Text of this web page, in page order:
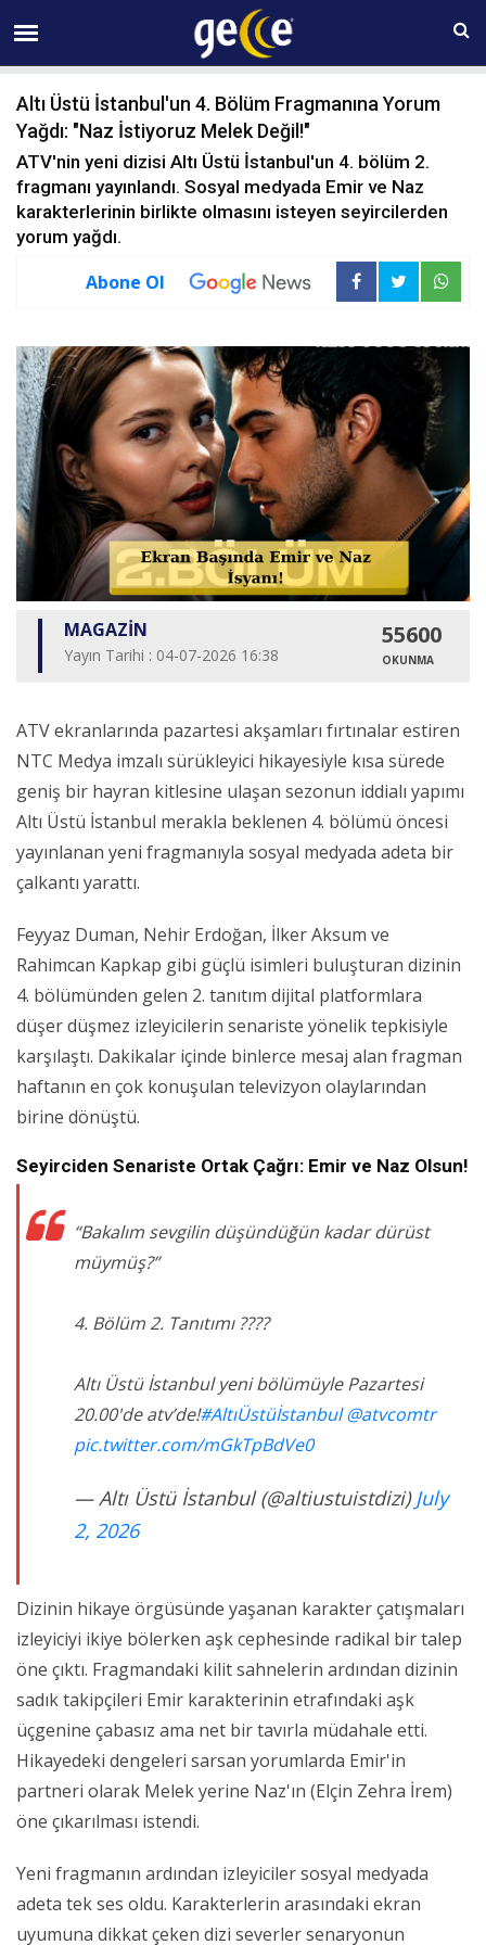
08 AĞUSTOS Cumartesi 15:51
Altı Üstü İstanbul'un 4. Bölüm Fragmanına Yorum
Yağdı: "Naz İstiyoruz Melek Değil!"
ATV'nin yeni dizisi Altı Üstü İstanbul'un 4. bölüm 2.
fragmanı yayınlandı. Sosyal medyada Emir ve Naz
karakterlerinin birlikte olmasını isteyen seyircilerden
yorum yağdı.
Abone Ol
MAGAZİN
Yayın Tarihi : 04-07-2026 16:38
55600
OKUNMA
ATV ekranlarında pazartesi akşamları fırtınalar estiren
NTC Medya imzalı sürükleyici hikayesiyle kısa sürede
geniş bir hayran kitlesine ulaşan sezonun iddialı yapımı
Altı Üstü İstanbul merakla beklenen 4. bölümü öncesi
yayınlanan yeni fragmanıyla sosyal medyada adeta bir
çalkantı yarattı.
Feyyaz Duman, Nehir Erdoğan, İlker Aksum ve
Rahimcan Kapkap gibi güçlü isimleri buluşturan dizinin
4. bölümünden gelen 2. tanıtım dijital platformlara
düşer düşmez izleyicilerin senariste yönelik tepkisiyle
karşılaştı. Dakikalar içinde binlerce mesaj alan fragman
haftanın en çok konuşulan televizyon olaylarından
birine dönüştü.
Seyirciden Senariste Ortak Çağrı: Emir ve Naz Olsun!
“Bakalım sevgilin düşündüğün kadar dürüst
müymüş?”
4. Bölüm 2. Tanıtımı ????
Altı Üstü İstanbul yeni bölümüyle Pazartesi
20.00'de atv’de!#AltıÜstüİstanbul @atvcomtr
pic.twitter.com/mGkTpBdVe0
— Altı Üstü İstanbul (@altiustuistdizi)July
2, 2026
Dizinin hikaye örgüsünde yaşanan karakter çatışmaları
izleyiciyi ikiye bölerken aşk cephesinde radikal bir talep
öne çıktı. Fragmandaki kilit sahnelerin ardından dizinin
sadık takipçileri Emir karakterinin etrafındaki aşk
üçgenine çabasız ama net bir tavırla müdahale etti.
Hikayedeki dengeleri sarsan yorumlarda Emir'in
partneri olarak Melek yerine Naz'ın (Elçin Zehra İrem)
öne çıkarılması istendi.
Yeni fragmanın ardından izleyiciler sosyal medyada
adeta tek ses oldu. Karakterlerin arasındaki ekran
uyumuna dikkat çeken dizi severler senaryonun